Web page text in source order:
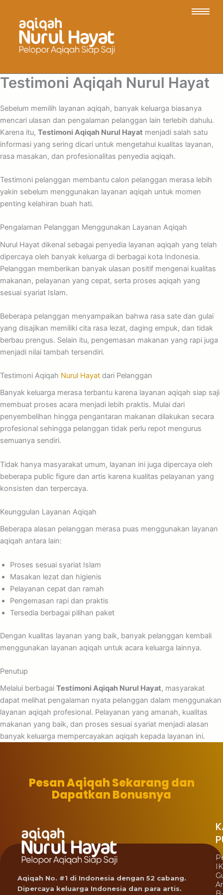
Testimoni Aqiqah Nurul Hayat
Sebelum memilih layanan aqiqah, banyak keluarga biasanya
mencari ulasan dan pengalaman pelanggan lain terlebih dahulu.
Karena itu, Testimoni Aqiqah Nurul Hayat menjadi salah satu
informasi yang sering dicari untuk mengetahui kualitas layanan,
rasa masakan, dan profesionalitas penyedia aqiqah.
Testimoni pelanggan membantu calon pelanggan merasa lebih
yakin sebelum menggunakan layanan aqiqah untuk momen
penting kelahiran buah hati.
Pengalaman Pelanggan Menggunakan Layanan Aqiqah
Nurul Hayat dikenal sebagai penyedia layanan aqiqah yang telah
dipercaya oleh banyak keluarga di berbagai kota Indonesia.
Pelanggan memberikan banyak ulasan positif mengenai kualitas
makanan, pelayanan yang cepat, serta proses aqiqah yang
sesuai syariat Islam.
Beberapa pelanggan menyampaikan bahwa rasa sate dan gulai
yang disajikan memiliki cita rasa lezat, daging empuk, dan tidak
berbau prengus. Selain itu, pengemasan makanan yang rapi juga
menjadi nilai tambah tersendiri.
Testimoni Aqiqah Nurul Hayat dari Pelanggan
Banyak keluarga merasa terbantu karena layanan aqiqah siap saji
membuat proses acara menjadi lebih praktis. Mulai dari
penyembelihan hingga pengantaran makanan dilakukan secara
profesional sehingga pelanggan tidak perlu repot mengurus
semuanya sendiri.
Tidak hanya masyarakat umum, layanan ini juga dipercaya oleh
beberapa public figure dan artis karena kualitas pelayanan yang
konsisten dan terpercaya.
Keunggulan Layanan Aqiqah
Beberapa alasan pelanggan merasa puas menggunakan layanan
aqiqah antara lain:
Proses sesuai syariat Islam
Masakan lezat dan higienis
Pelayanan cepat dan ramah
Pengemasan rapi dan praktis
Tersedia berbagai pilihan paket
Dengan kualitas layanan yang baik, banyak pelanggan kembali
menggunakan layanan aqiqah untuk acara keluarga lainnya.
Penutup
Melalui berbagai Testimoni Aqiqah Nurul Hayat, masyarakat
dapat melihat pengalaman nyata pelanggan dalam menggunakan
layanan aqiqah profesional. Pelayanan yang amanah, kualitas
makanan yang baik, dan proses sesuai syariat menjadi alasan
banyak keluarga mempercayakan aqiqah kepada layanan ini.
Pesan Aqiqah Sekarang dan
Dapatkan Bonusnya
Aqiqah No. #1 di Indonesia dengan 52 cabang.
Dipercaya keluarga Indonesia dan para artis.